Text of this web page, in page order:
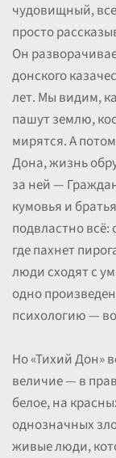
чудовищный,
просто
Он
донского
лет. Мы видим,
пашут землю,
мирятся. А
Дона, жизнь
за ней —
кумовья и
подвластно всё:
где пахнет
люди сходят с
одно
психологию —
Но «Тихий Дон»
величие — в
белое, на
однозначных
живые люди,